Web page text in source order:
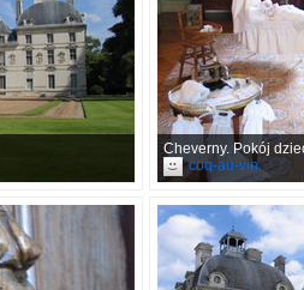
Cheverny. Pokój
coq-au-vin